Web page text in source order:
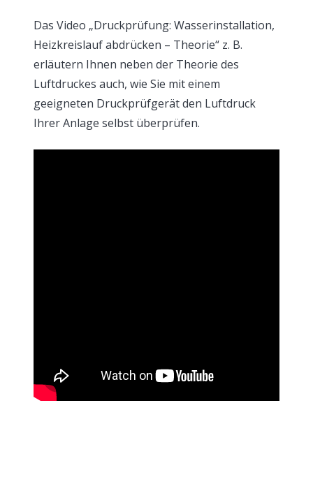
Das Video „Druckprüfung: Wasserinstallation,
Heizkreislauf abdrücken – Theorie“ z. B.
erläutern Ihnen neben der Theorie des
Luftdruckes auch, wie Sie mit einem
geeigneten Druckprüfgerät den Luftdruck
Ihrer Anlage selbst überprüfen.